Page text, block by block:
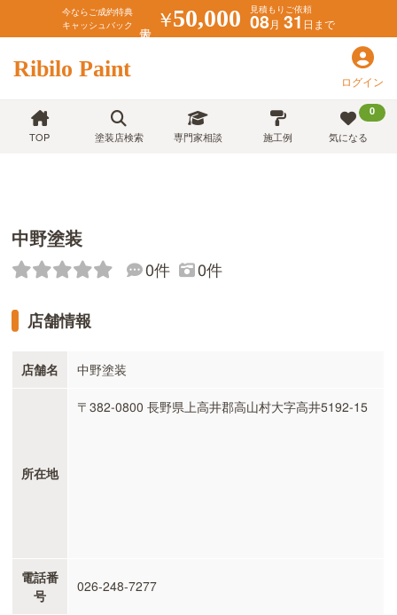
今ならご成約特典
キャッシュバック
￥50,000 見積もりご依頼
08月 31日まで
Ribilo Paint ログイン
TOP 塗装店検索 専門家相談 施工例
0
気になる
中野塗装
0件 0件
店舗情報
店舗名 中野塗装
所在地
〒382-0800 長野県上高井郡高山村大字高井5192-15
電話番
号
026-248-7277